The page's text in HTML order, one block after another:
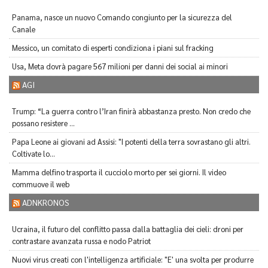
Panama, nasce un nuovo Comando congiunto per la sicurezza del
Canale
Messico, un comitato di esperti condiziona i piani sul fracking
Usa, Meta dovrà pagare 567 milioni per danni dei social ai minori
AGI
Trump: “La guerra contro l’Iran finirà abbastanza presto. Non credo che
possano resistere ...
Papa Leone ai giovani ad Assisi: "I potenti della terra sovrastano gli altri.
Coltivate lo...
Mamma delfino trasporta il cucciolo morto per sei giorni. Il video
commuove il web
ADNKRONOS
Ucraina, il futuro del conflitto passa dalla battaglia dei cieli: droni per
contrastare avanzata russa e nodo Patriot
Nuovi virus creati con l'intelligenza artificiale: "E' una svolta per produrre